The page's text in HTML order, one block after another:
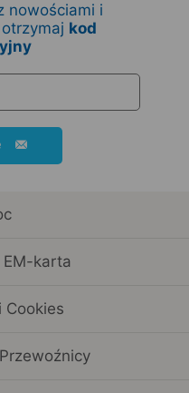
nowościami i
kod
karta
Cookies